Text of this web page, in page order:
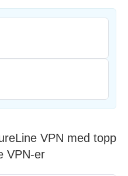
VPN med topp
VPN-er